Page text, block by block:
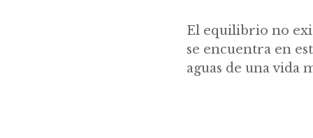
El equilibrio no
se encuentra en
aguas de una vida